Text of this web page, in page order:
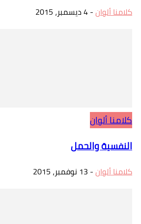
كلامنا ألوان-4 ديسمبر، 2015
كلامنا ألوان
النفسية والحمل
كلامنا ألوان- 13 نوفمبر، 2015